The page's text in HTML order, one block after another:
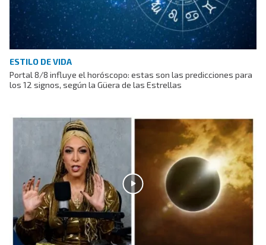
ESTILO DE VIDA
Portal 8/8 influye el horóscopo: estas son las predicciones para
los 12 signos, según la Güera de las Estrellas